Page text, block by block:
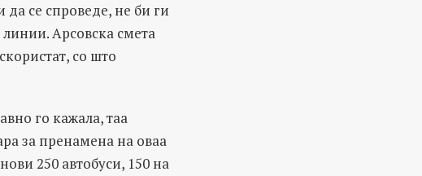
да се спроведе, не би ги
Арсовска смета
со што
го кажала, таа
за пренамена на оваа
250 автобуси, 150 на